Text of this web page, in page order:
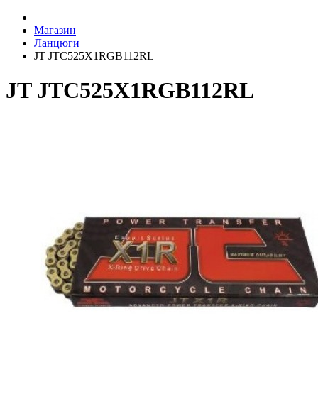
Магазин
Ланцюги
JT JTC525X1RGB112RL
JT JTC525X1RGB112RL